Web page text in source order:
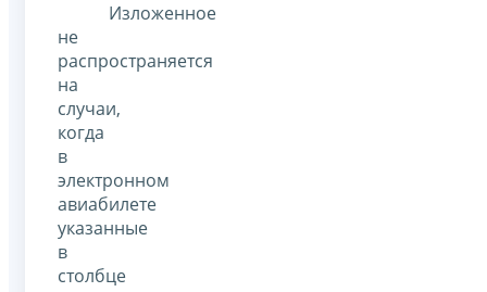
Изложенное
не
распространяется
на
случаи,
когда
в
электронном
авиабилете
указанные
в
столбце